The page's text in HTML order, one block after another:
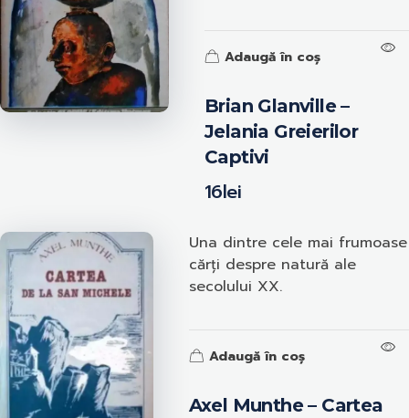
Brian Glanville –
Jelania Greierilor
Captivi
16lei
Adaugă în coș
Axel Munthe – Cartea
Una dintre cele mai frumoase
cărți despre natură ale
secolului XX.
Adaugă în coș